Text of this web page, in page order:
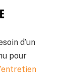
d’un
pour